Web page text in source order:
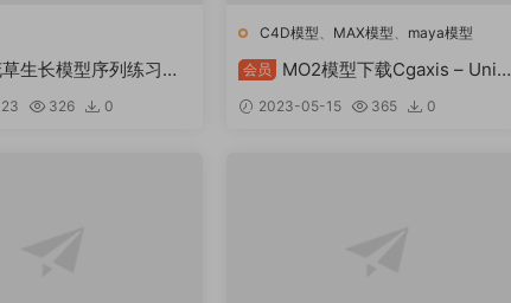
生长模型序列练习文
326 0
C4D模型、 MAX模型、 maya模型
会员
MO2模型下载Cgaxis – Unity
2023-05-15 365 0